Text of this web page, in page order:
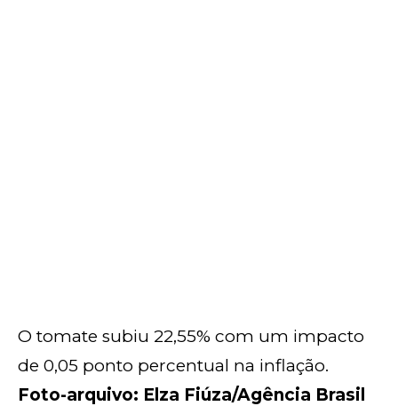
O tomate subiu 22,55% com um impacto
de 0,05 ponto percentual na inflação.
Foto-arquivo: Elza Fiúza/Agência Brasil